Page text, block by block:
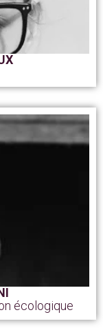
écologique